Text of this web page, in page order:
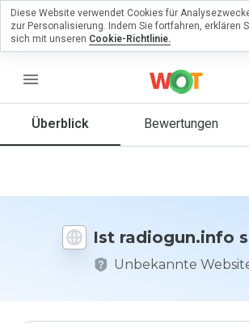
menu
Überblick Bewertungen
Ist radiogun.info
Unbekannte
würden
Skala von
Diese Website verwendet Cookies für
zur Personalisierung. Indem Sie fortfahren, erklären
sich mit unseren Cookie-Richtlinie.